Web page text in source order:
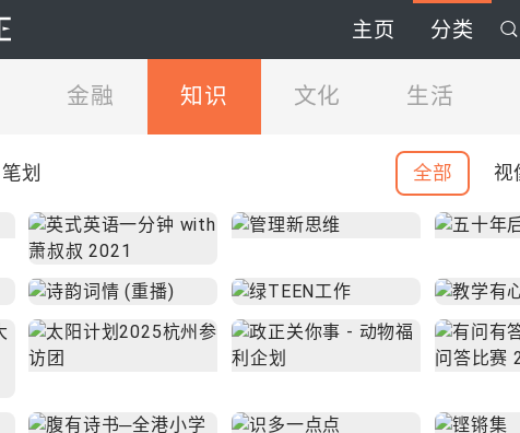
主页 分类
金融 知识 文化 生活
笔划 全部 视